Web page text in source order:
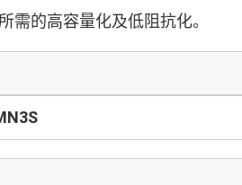
需的高容量化及低阻抗化。